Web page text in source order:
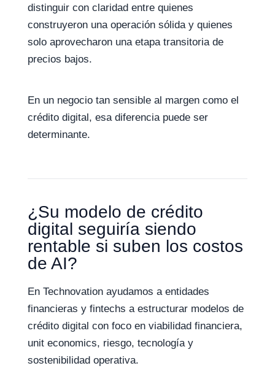
distinguir con claridad entre quienes
construyeron una operación sólida y quienes
solo aprovecharon una etapa transitoria de
precios bajos.
En un negocio tan sensible al margen como el
crédito digital, esa diferencia puede ser
determinante.
¿Su modelo de crédito
digital seguiría siendo
rentable si suben los costos
de AI?
En Technovation ayudamos a entidades
financieras y fintechs a estructurar modelos de
crédito digital con foco en viabilidad financiera,
unit economics, riesgo, tecnología y
sostenibilidad operativa.